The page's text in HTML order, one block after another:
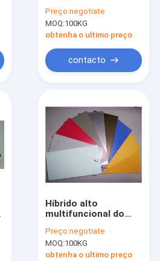
Thermoset de
Ourdoor dos
revestimentos
Preço:negotiate
MOQ:100KG
obtenha o ultimo preço
contacto
Híbrido alto
multifuncional do
Epoxy da
estabilidade na
textura da areia
Preço:negotiate
MOQ:100KG
obtenha o ultimo preço